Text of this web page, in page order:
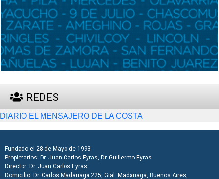
REDES
DIARIO EL MENSAJERO DE LA COSTA
Fundado el 28 de Mayo de 1993
Propietarios: Dr. Juan Carlos Eyras, Dr. Guillermo Eyras
Director: Dr. Juan Carlos Eyras
Domicilio: Dr. Carlos Madariaga 225, Gral. Madariaga, Buenos Aires,